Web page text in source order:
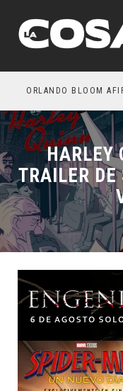
ORLANDO BLOOM
HARLEY
TRAILER DE